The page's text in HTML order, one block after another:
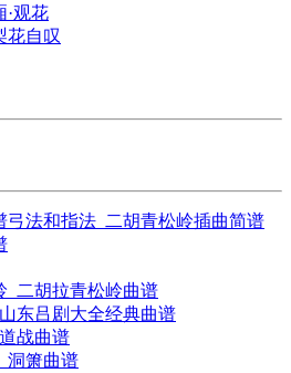
·观花
花自叹
弓法和指法_二胡青松岭插曲简谱
_二胡拉青松岭曲谱
东吕剧大全经典曲谱
战曲谱
洞箫曲谱